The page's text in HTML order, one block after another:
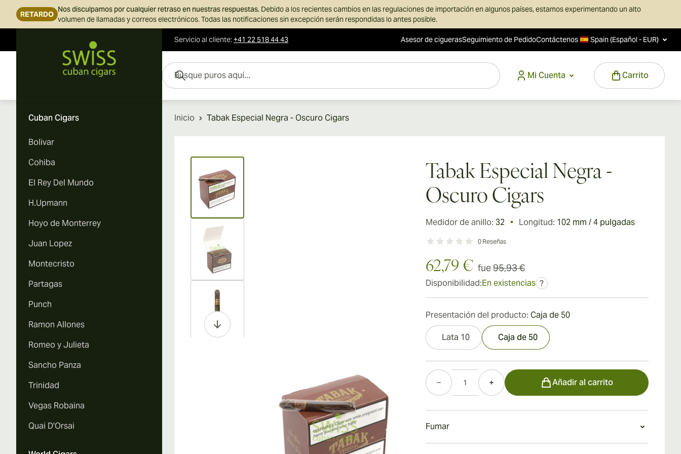
RETARDO
Nos disculpamos por cualquier retraso en nuestras respuestas. Debido a los recientes cambios en las regulaciones de importación en algunos países, estamos experimentando un alto
volumen de llamadas y correos electrónicos. Todas las notificaciones sin excepción serán respondidas lo antes posible.
Servicio al cliente:+41 22 518 44 43 Asesor de ciguerasSeguimiento de PedidoContáctenos Spain (Español - EUR)
Mi Cuenta
Carrito
Busque puros aquí...
Cuban Cigars
Bolivar
Cohiba
El Rey Del Mundo
H.Upmann
Hoyo de Monterrey
Juan Lopez
Montecristo
Partagas
Punch
Ramon Allones
Romeo y Julieta
Sancho Panza
Trinidad
Vegas Robaina
Quai D'Orsai
Inicio Tabak Especial Negra - Oscuro Cigars
View larger image
View larger image
View larger image
Tabak Especial Negra -
Oscuro Cigars
Medidor de anillo: 32 Longitud: 102 mm / 4 pulgadas
0 Reseñas
62,79 € fue95,93 €
Disponibilidad:En existencias ?
Presentación del producto: Caja de 50
Lata 10 Caja de 50
Cantidad
Añadir al carrito
Fumar